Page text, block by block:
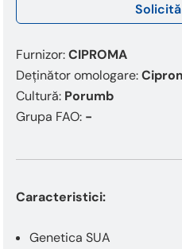
Furnizor:CIPROMA
Deținător omologare:
Cultură: Porumb
Grupa FAO: -
Caracteristici:
Genetica SUA